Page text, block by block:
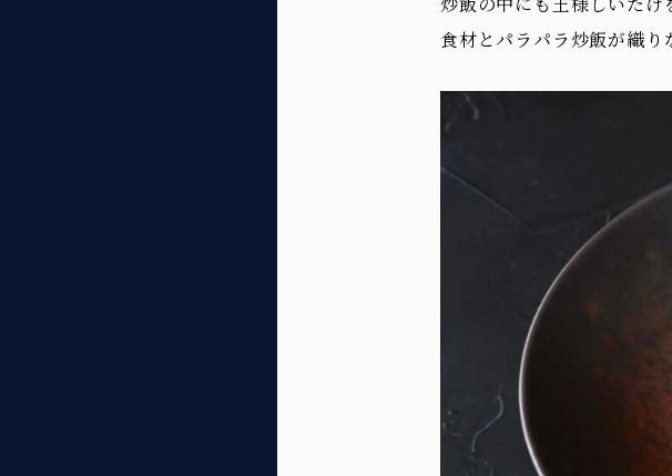
食材とパラパラ炒飯が織り